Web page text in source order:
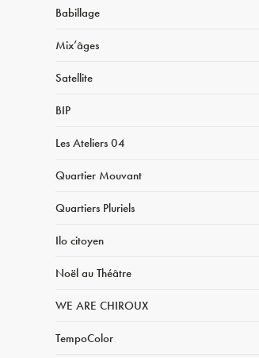
Babillage
Mix’âges
Satellite
BIP
Les Ateliers 04
Quartier Mouvant
Quartiers Pluriels
Ilo citoyen
Noël au Théâtre
WE ARE CHIROUX
TempoColor